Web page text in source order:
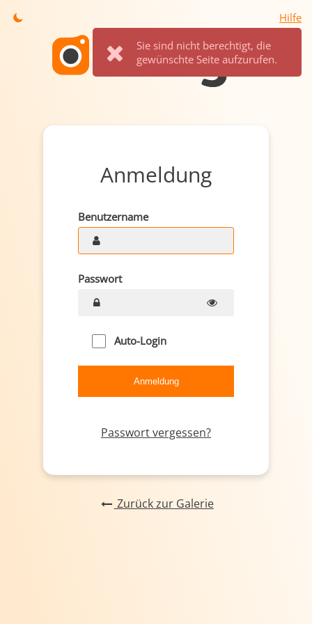
Hilfe
Sie sind nicht berechtigt, die
gewünschte Seite aufzurufen.
Anmeldung
Benutzername
Passwort
Auto-Login
Passwort vergessen?
Zurück zur Galerie